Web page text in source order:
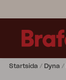
Startsida Dyna